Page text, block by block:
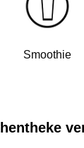
Smoothie